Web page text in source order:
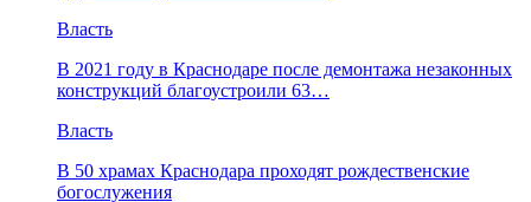
Власть
В 2021 году в Краснодаре после демонтажа незаконных
конструкций благоустроили 63…
Власть
В 50 храмах Краснодара проходят рождественские
богослужения